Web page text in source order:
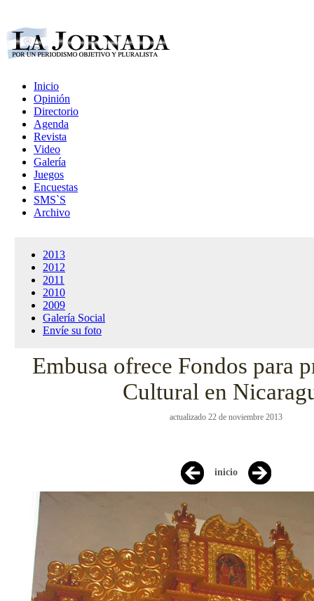
Inicio
Opinión
Directorio
Agenda
Revista
Video
Galería
Juegos
Encuestas
SMS`S
Archivo
2013
2012
2011
2010
2009
Galería Social
Envíe su foto
Embusa ofrece Fondos para
Cultural en
actualizado 22 de noviembre 2013
inicio